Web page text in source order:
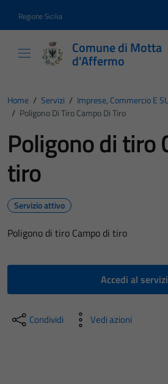
Regione Sicilia
Comune di Motta
d'Affermo
Home / Servizi / Imprese, Commercio E
/ Poligono Di Tiro Campo Di Tiro
Poligono di tiro
tiro
Servizio attivo
Poligono di tiro Campo di tiro
Accedi al
Condividi Vedi azioni